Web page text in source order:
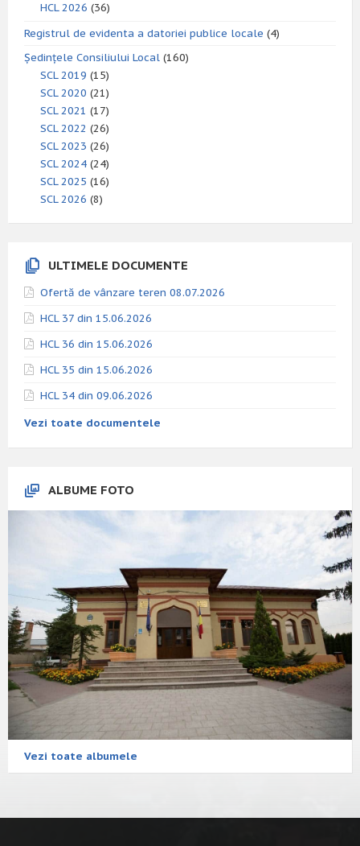
HCL 2026 (36)
Registrul de evidenta a datoriei publice locale (4)
Ședințele Consiliului Local (160)
SCL 2019 (15)
SCL 2020 (21)
SCL 2021 (17)
SCL 2022 (26)
SCL 2023 (26)
SCL 2024 (24)
SCL 2025 (16)
SCL 2026 (8)
ULTIMELE DOCUMENTE
Ofertă de vânzare teren 08.07.2026
HCL 37 din 15.06.2026
HCL 36 din 15.06.2026
HCL 35 din 15.06.2026
HCL 34 din 09.06.2026
Vezi toate documentele
ALBUME FOTO
Vezi toate albumele